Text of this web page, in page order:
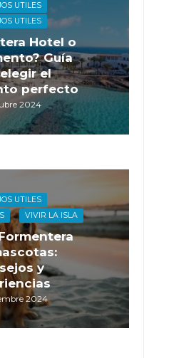
UTILES
UTILES
Hotel o
Guía
el
perfecto
2024
UTILES
VIVIR LA ISLA
y
2024